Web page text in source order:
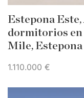
Estepona
dormitorios en
Mile, Estepona
1.110.000 €